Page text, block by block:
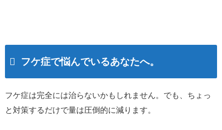
フケ症で悩んでいるあなたへ。
フケ症は完全には治らないかもしれません。でも、ちょっ
と対策するだけで量は圧倒的に減ります。